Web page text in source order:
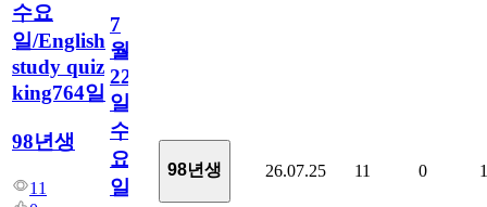
수요
일/English
study quiz
king764일
98년생
11
7
월
22
일
수
요
일/English
98년생 26.07.25 11 0 1